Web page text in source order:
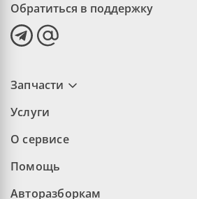
Обратиться в поддержку
Запчасти
Услуги
О сервисе
Помощь
Авторазборкам